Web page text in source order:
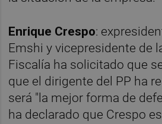
Enrique Crespo:
Emshi y vicepresidente de
Fiscalía ha solicitado que
que el dirigente del PP ha
será "la mejor forma de
ha declarado que Crespo